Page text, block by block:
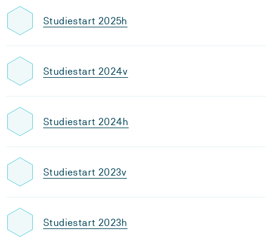
Studiestart 2025h
Studiestart 2024v
Studiestart 2024h
Studiestart 2023v
Studiestart 2023h